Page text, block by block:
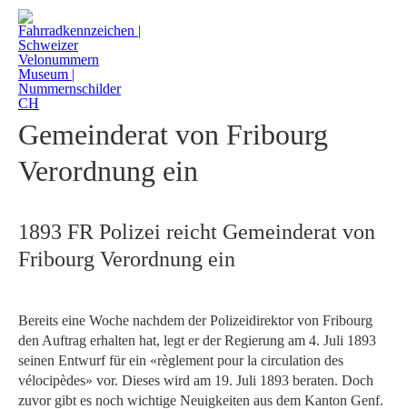
1893 FR Polizei reicht
Gemeinderat von Fribourg
Verordnung ein
1893 FR Polizei reicht Gemeinderat von
Fribourg Verordnung ein
Bereits eine Woche nachdem der Polizeidirektor von Fribourg
den Auftrag erhalten hat, legt er der Regierung am 4. Juli 1893
seinen Entwurf für ein «règlement pour la circulation des
vélocipèdes» vor. Dieses wird am 19. Juli 1893 beraten. Doch
zuvor gibt es noch wichtige Neuigkeiten aus dem Kanton Genf.